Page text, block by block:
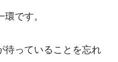
です。
待っていることを忘れ